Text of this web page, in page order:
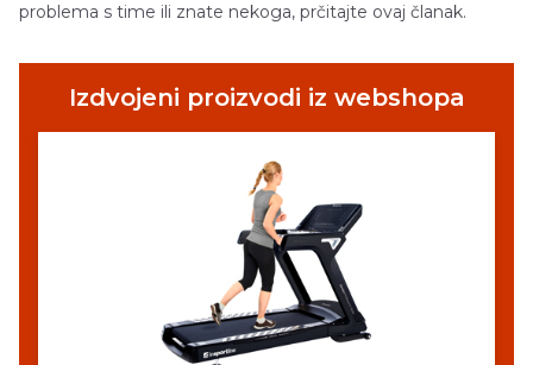
problema s time ili znate nekoga, prčitajte ovaj članak.
Izdvojeni proizvodi iz webshopa